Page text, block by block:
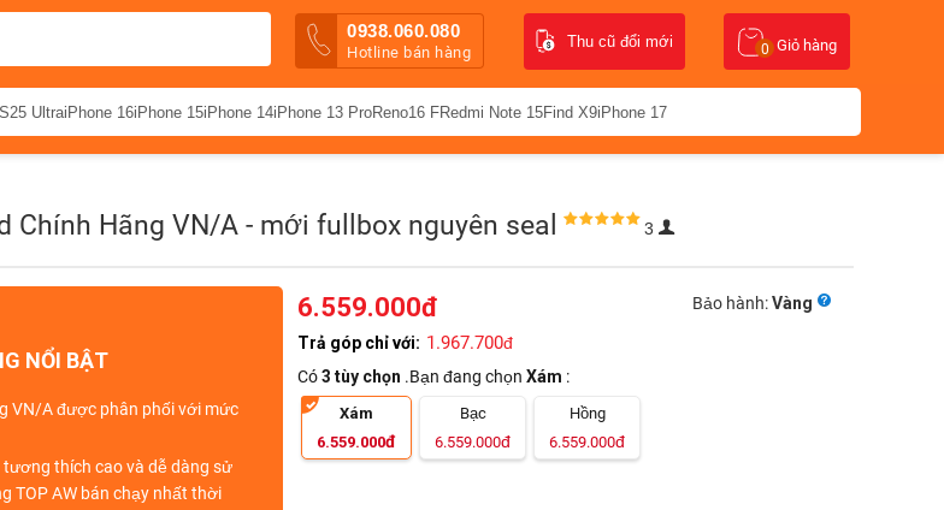
0938.060.080
Hotline bán hàng Giỏ hàng
0
Thu cũ đổi mới
S25 UltraiPhone 16iPhone 15iPhone 14iPhone 13 ProReno16 FRedmi Note 15Find X9iPhone 17
Chính Hãng VN/A - mới fullbox nguyên seal 3
NỔI BẬT
VN/A được phân phối với mức
thích cao và dễ dàng sử
TOP AW bán chạy nhất thời
6.559.000đ Bảo hành:Vàng
Trả góp chỉ với: 1.967.700đ
Có3 tùy chọn .Bạn đang chọn Xám :
Xám
6.559.000đ
Bạc
6.559.000đ
Hồng
6.559.000đ